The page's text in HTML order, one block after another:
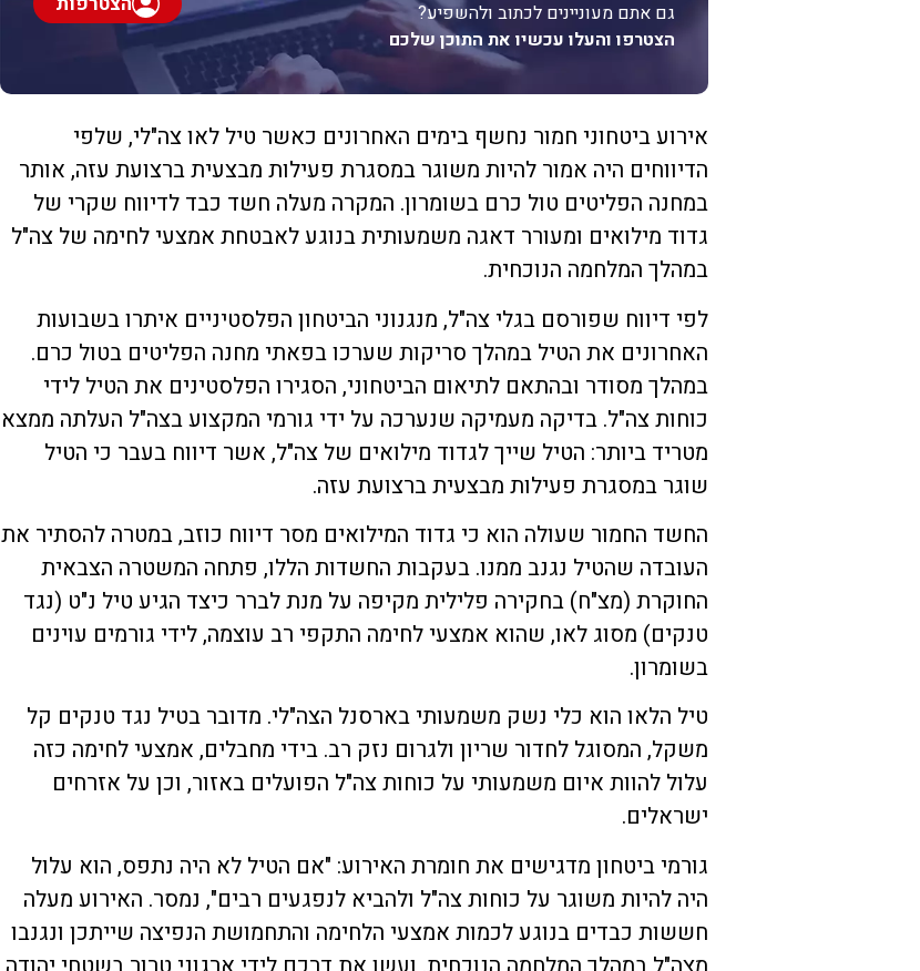
גם אתם מעוניינים לכתוב ולהשפיע?
הצטרפו והעלו עכשיו את התוכן שלכם
אירוע ביטחוני חמור נחשף בימים האחרונים כאשר טיל לאו צה"לי, שלפי
הדיווחים היה אמור להיות משוגר במסגרת פעילות מבצעית ברצועת עזה, אותר
במחנה הפליטים טול כרם בשומרון. המקרה מעלה חשד כבד לדיווח שקרי של
גדוד מילואים ומעורר דאגה משמעותית בנוגע לאבטחת אמצעי לחימה של צה"ל
במהלך המלחמה הנוכחית.
לפי דיווח שפורסם בגלי צה"ל, מנגנוני הביטחון הפלסטיניים איתרו בשבועות
האחרונים את הטיל במהלך סריקות שערכו בפאתי מחנה הפליטים בטול כרם.
במהלך מסודר ובהתאם לתיאום הביטחוני, הסגירו הפלסטינים את הטיל לידי
כוחות צה"ל. בדיקה מעמיקה שנערכה על ידי גורמי המקצוע בצה"ל העלתה ממצא
מטריד ביותר: הטיל שייך לגדוד מילואים של צה"ל, אשר דיווח בעבר כי הטיל
שוגר במסגרת פעילות מבצעית ברצועת עזה.
החשד החמור שעולה הוא כי גדוד המילואים מסר דיווח כוזב, במטרה להסתיר את
העובדה שהטיל נגנב ממנו. בעקבות החשדות הללו, פתחה המשטרה הצבאית
החוקרת (מצ"ח) בחקירה פלילית מקיפה על מנת לברר כיצד הגיע טיל נ"ט (נגד
טנקים) מסוג לאו, שהוא אמצעי לחימה התקפי רב עוצמה, לידי גורמים עוינים
בשומרון.
טיל הלאו הוא כלי נשק משמעותי בארסנל הצה"לי. מדובר בטיל נגד טנקים קל
משקל, המסוגל לחדור שריון ולגרום נזק רב. בידי מחבלים, אמצעי לחימה כזה
עלול להוות איום משמעותי על כוחות צה"ל הפועלים באזור, וכן על אזרחים
ישראלים.
גורמי ביטחון מדגישים את חומרת האירוע: "אם הטיל לא היה נתפס, הוא עלול
היה להיות משוגר על כוחות צה"ל ולהביא לנפגעים רבים", נמסר. האירוע מעלה
חששות כבדים בנוגע לכמות אמצעי הלחימה והתחמושת הנפיצה שייתכן ונגנבו